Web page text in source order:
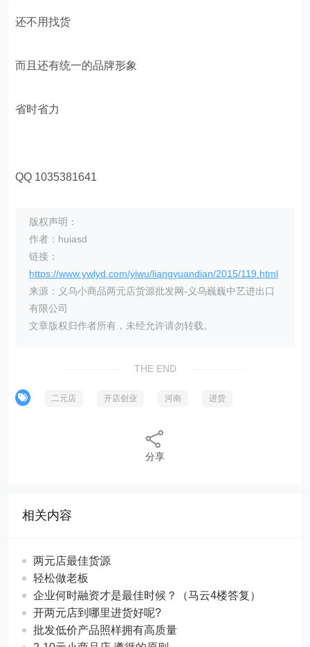
还不用找货
而且还有统一的品牌形象
省时省力
QQ 1035381641
版权声明：
作者：huiasd
链接：
https://www.ywlyd.com/yiwu/liangyuandian/2015/119.html
来源：义乌小商品两元店货源批发网-义乌巍巍中艺进出口
有限公司
文章版权归作者所有，未经允许请勿转载。
THE END
二元店 开店创业 河南 进货
分享
相关内容
两元店最佳货源
轻松做老板
企业何时融资才是最佳时候？（马云4楼答复）
开两元店到哪里进货好呢?
批发低价产品照样拥有高质量